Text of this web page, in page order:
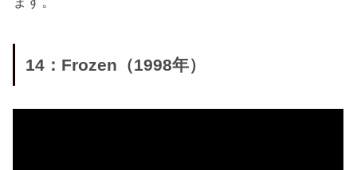
14：Frozen（1998年）